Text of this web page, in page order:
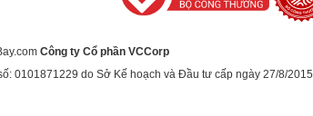
Công ty Cổ phần VCCorp
0101871229 do Sở Kế hoạch và Đầu tư cấp ngày 27/8/2015